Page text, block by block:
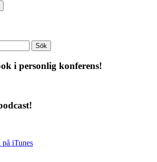
i personlig konferens!
på iTunes